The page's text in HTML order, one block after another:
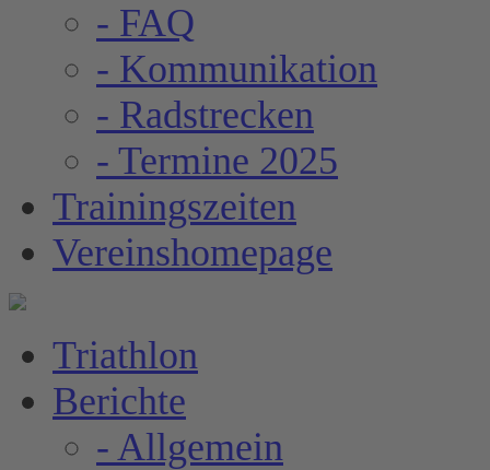
- FAQ
- Kommunikation
- Radstrecken
- Termine 2025
Trainingszeiten
Vereinshomepage
Triathlon
Berichte
- Allgemein